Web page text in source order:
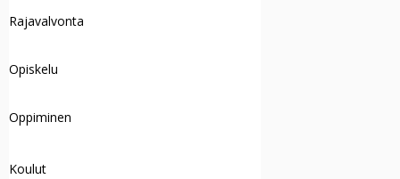
Rajavalvonta
Opiskelu
Oppiminen
Koulut